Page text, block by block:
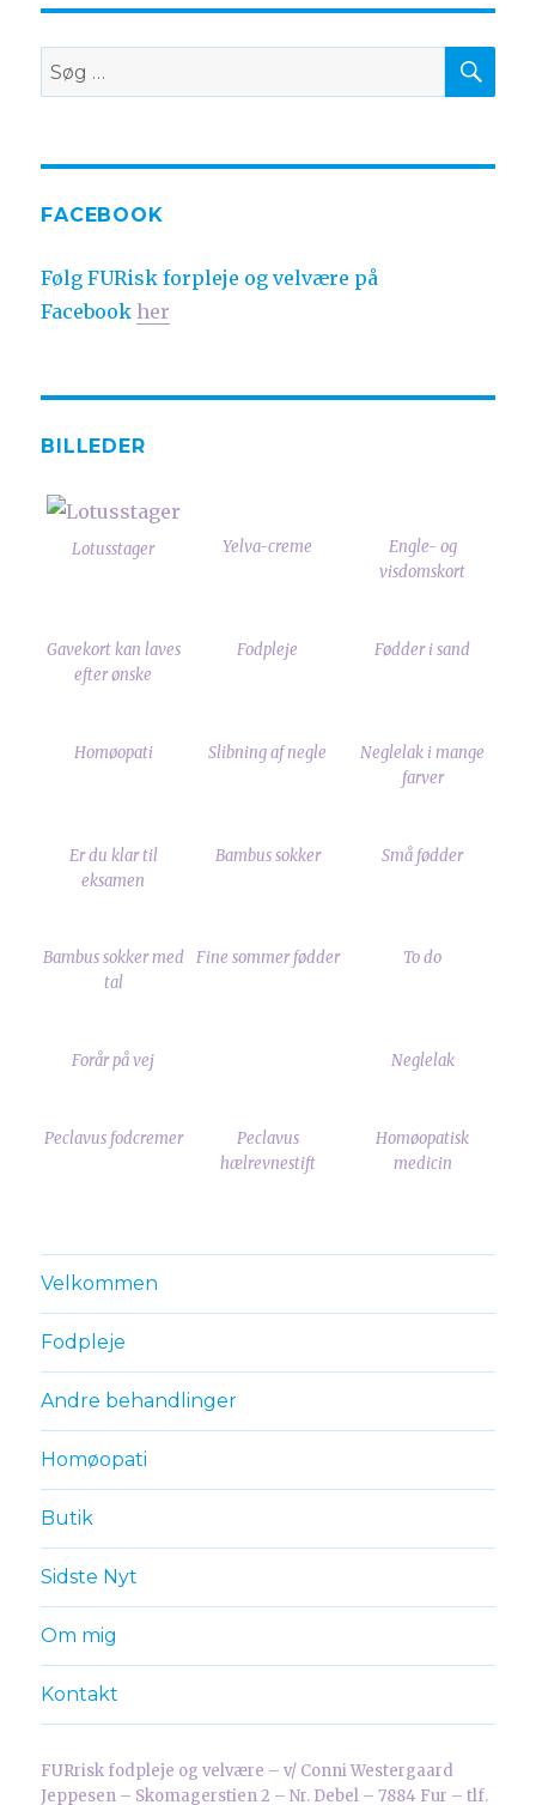
Søg
efter:
FACEBOOK
Følg FURisk forpleje og velvære på
Facebook her
BILLEDER
Lotusstager Yelva-creme
Engle- og
visdomskort
Gavekort kan laves
efter ønske
Fodpleje Fødder i sand
Homøopati Slibning af negle
Neglelak i mange
farver
Er du klar til
eksamen
Bambus sokker Små fødder
Bambus sokker med
tal
Fine sommer fødder To do
Forår på vej Neglelak
Peclavus fodcremer
Peclavus
hælrevnestift
Homøopatisk
medicin
Velkommen
Fodpleje
Andre behandlinger
Homøopati
Butik
Sidste Nyt
Om mig
Kontakt
FURrisk fodpleje og velvære – v/ Conni Westergaard
Jeppesen – Skomagerstien 2 – Nr. Debel – 7884 Fur – tlf.